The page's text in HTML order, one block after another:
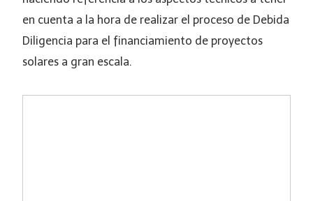
en cuenta a la hora de realizar el proceso de Debida
Diligencia para el financiamiento de proyectos
solares a gran escala.